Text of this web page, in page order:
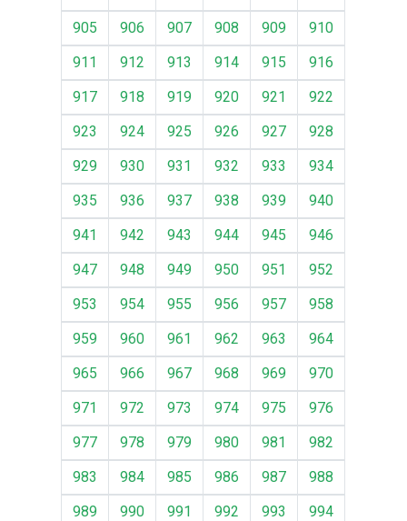
905
906 907 908 909
910
911
912 913 914 915
916
917
918 919 920 921
922
923
924 925 926 927
928
929
930 931 932 933
934
935
936 937 938 939
940
941
942 943 944 945
946
947
948 949 950 951
952
953
954 955 956 957
958
959
960 961 962 963
964
965
966 967 968 969
970
971
972 973 974 975
976
977
978 979 980 981
982
983
984 985 986 987
988
989
990 991 992 993
994